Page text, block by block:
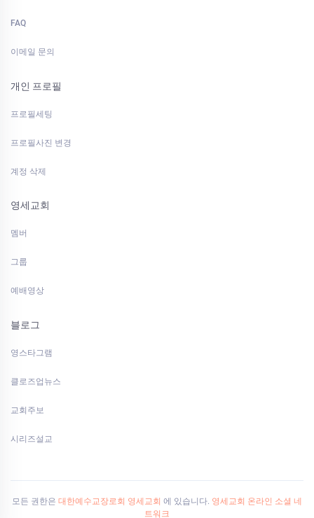
FAQ
이메일 문의
개인 프로필
프로필세팅
프로필사진 변경
계정 삭제
영세교회
멤버
그룹
예배영상
블로그
영스타그램
클로즈업뉴스
교회주보
시리즈설교
모든 권한은 대한예수교장로회 영세교회 에 있습니다. 영세교회 온라인 소셜 네
트워크